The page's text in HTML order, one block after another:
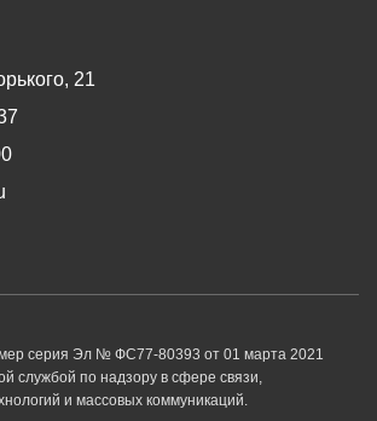
21
серия Эл № ФС77-80393 от 01 марта 2021
службой по надзору в сфере связи,
и массовых коммуникаций.